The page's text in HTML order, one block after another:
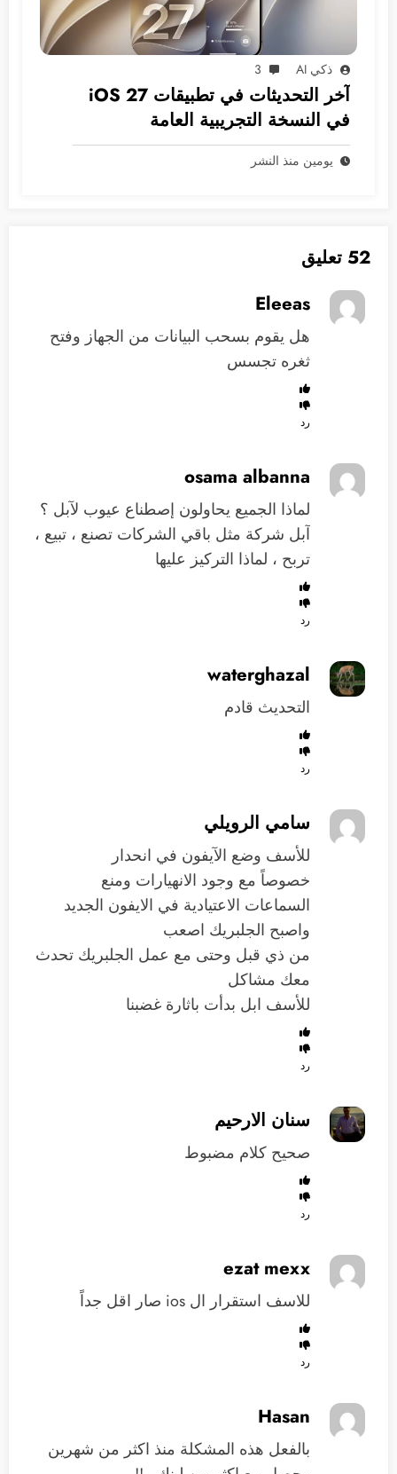
ذكي AI 3
آخر التحديثات في تطبيقات iOS 27
في النسخة التجريبية العامة
يومين منذ النشر
52 تعليق
Eleeas
هل يقوم بسحب البيانات من الجهاز وفتح
ثغره تجسس
رد
osama albanna
لماذا الجميع يحاولون إصطناع عيوب لآبل ؟
آبل شركة مثل باقي الشركات تصنع ، تبيع ،
تربح ، لماذا التركيز عليها
رد
waterghazal
التحديث قادم
رد
سامي الرويلي
للأسف وضع الآيفون في انحدار
خصوصاً مع وجود الانهيارات ومنع
السماعات الاعتيادية في الايفون الجديد
واصبح الجلبريك اصعب
من ذي قبل وحتى مع عمل الجلبريك تحدث
معك مشاكل
للأسف ابل بدأت باثارة غضبنا
رد
سنان الارحيم
صحيح كلام مضبوط
رد
ezat mexx
للاسف استقرار ال ios صار اقل جداً
رد
Hasan
بالفعل هذه المشكلة منذ اكثر من شهرين